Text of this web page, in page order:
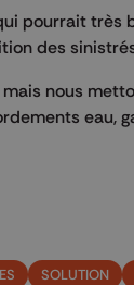
pourrait très
des
nous
eau,
SOLUTION